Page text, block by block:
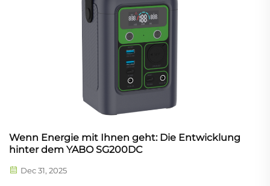
Wenn Energie mit Ihnen geht: Die Entwicklung
hinter dem YABO SG200DC
Dec 31, 2025